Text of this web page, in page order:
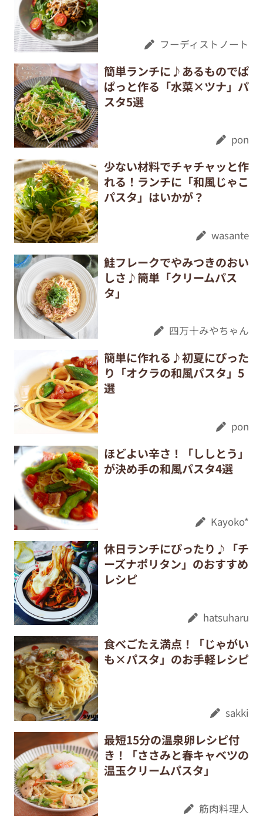
フーディストノート
簡単ランチに♪あるものでぱ
ぱっと作る「水菜×ツナ」パ
スタ5選
pon
少ない材料でチャチャッと作
れる！ランチに「和風じゃこ
パスタ」はいかが？
wasante
鮭フレークでやみつきのおい
しさ♪簡単「クリームパス
タ」
四万十みやちゃん
簡単に作れる♪初夏にぴった
り「オクラの和風パスタ」5
選
pon
ほどよい辛さ！「ししとう」
が決め手の和風パスタ4選
Kayoko*
休日ランチにぴったり♪「チ
ーズナポリタン」のおすすめ
レシピ
hatsuharu
食べごたえ満点！「じゃがい
も×パスタ」のお手軽レシピ
sakki
最短15分の温泉卵レシピ付
き！「ささみと春キャベツの
温玉クリームパスタ」
筋肉料理人